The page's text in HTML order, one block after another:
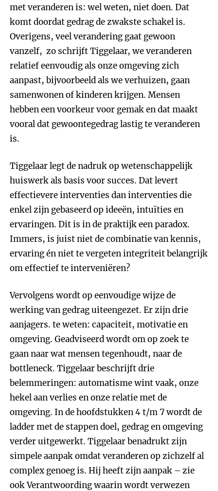
met veranderen is: wel weten, niet doen. Dat
komt doordat gedrag de zwakste schakel is.
Overigens, veel verandering gaat gewoon
vanzelf, zo schrijft Tiggelaar, we veranderen
relatief eenvoudig als onze omgeving zich
aanpast, bijvoorbeeld als we verhuizen, gaan
samenwonen of kinderen krijgen. Mensen
hebben een voorkeur voor gemak en dat maakt
vooral dat gewoontegedrag lastig te veranderen
is.
Tiggelaar legt de nadruk op wetenschappelijk
huiswerk als basis voor succes. Dat levert
effectievere interventies dan interventies die
enkel zijn gebaseerd op ideeën, intuïties en
ervaringen. Dit is in de praktijk een paradox.
Immers, is juist niet de combinatie van kennis,
ervaring én niet te vergeten integriteit belangrijk
om effectief te interveniëren?
Vervolgens wordt op eenvoudige wijze de
werking van gedrag uiteengezet. Er zijn drie
aanjagers. te weten: capaciteit, motivatie en
omgeving. Geadviseerd wordt om op zoek te
gaan naar wat mensen tegenhoudt, naar de
bottleneck. Tiggelaar beschrijft drie
belemmeringen: automatisme wint vaak, onze
hekel aan verlies en onze relatie met de
omgeving. In de hoofdstukken 4 t/m 7 wordt de
ladder met de stappen doel, gedrag en omgeving
verder uitgewerkt. Tiggelaar benadrukt zijn
simpele aanpak omdat veranderen op zichzelf al
complex genoeg is. Hij heeft zijn aanpak – zie
ook Verantwoording waarin wordt verwezen